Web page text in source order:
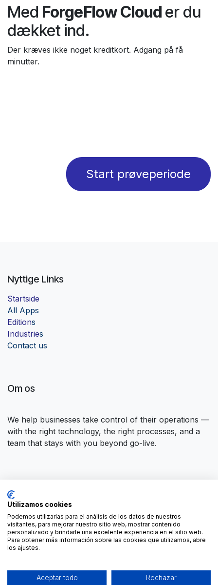
Med ForgeFlow Cloud er du
dækket ind.
Der kræves ikke noget kreditkort. Adgang på få
minutter.
Start prøveperiode
Nyttige Links
Startside
All Apps
Editions
Industries
Contact us
Om os
We help businesses take control of their operations —
with the right technology, the right processes, and a
team that stays with you beyond go-live.
Kontakt os
contact@forgeflow.com
+34 936 94 04 85
Utilizamos cookies
Podemos utilizarlas para el análisis de los datos de nuestros
visitantes, para mejorar nuestro sitio web, mostrar contenido
personalizado y brindarle una excelente experiencia en el sitio web.
Para obtener más información sobre las cookies que utilizamos, abre
los ajustes.
Aceptar todo Rechazar